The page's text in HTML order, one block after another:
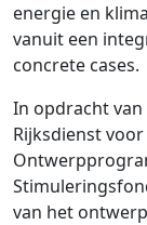
energie en
vanuit een
concrete cases.
In opdracht van
Rijksdienst
van het